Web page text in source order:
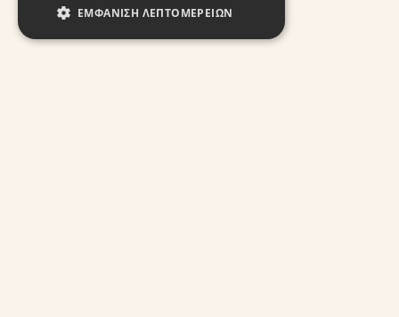
ΕΜΦΆΝΙΣΗ ΛΕΠΤΟΜΕΡΕΙΏΝ